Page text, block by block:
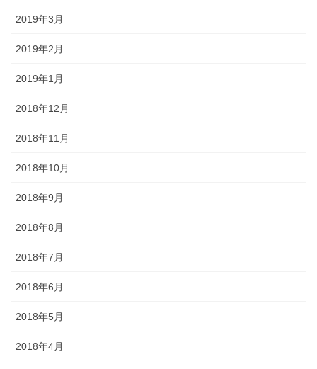
2019年3月
2019年2月
2019年1月
2018年12月
2018年11月
2018年10月
2018年9月
2018年8月
2018年7月
2018年6月
2018年5月
2018年4月